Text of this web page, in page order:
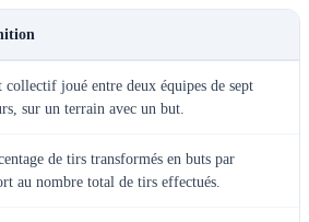
collectif joué entre deux équipes de sept
sur un terrain avec un but.
de tirs transformés en buts par
au nombre total de tirs effectués.